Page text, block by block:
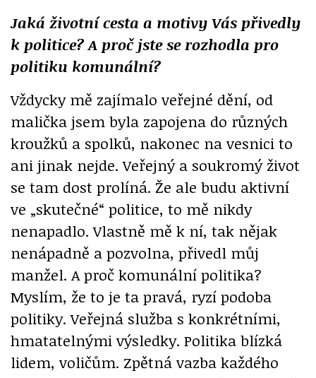
Jaká životní cesta a motivy Vás přivedly
k politice? A proč jste se rozhodla pro
politiku komunální?
Vždycky mě zajímalo veřejné dění, od
malička jsem byla zapojena do různých
kroužků a spolků, nakonec na vesnici to
ani jinak nejde. Veřejný a soukromý život
se tam dost prolíná. Že ale budu aktivní
ve „skutečné“ politice, to mě nikdy
nenapadlo. Vlastně mě k ní, tak nějak
nenápadně a pozvolna, přivedl můj
manžel. A proč komunální politika?
Myslím, že to je ta pravá, ryzí podoba
politiky. Veřejná služba s konkrétními,
hmatatelnými výsledky. Politika blízká
lidem, voličům. Zpětná vazba každého